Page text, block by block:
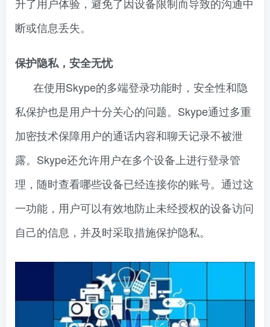
断或信息丢失。
保护隐私，安全无忧
在使用Skype的多端登录功能时，安全性和隐
私保护也是用户十分关心的问题。Skype通过多重
加密技术保障用户的通话内容和聊天记录不被泄
露。Skype还允许用户在多个设备上进行登录管
理，随时查看哪些设备已经连接你的账号。通过这
一功能，用户可以有效地防止未经授权的设备访问
自己的信息，并及时采取措施保护隐私。